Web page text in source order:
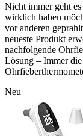
Nicht immer geht
wirklich haben
vor anderen
neueste Produkt
nachfolgende
Lösung – Immer
Neu